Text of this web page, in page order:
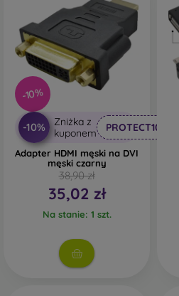
-10%
-10%
Zniżka z
kuponem
PROTECT10
Adapter HDMI męski na DVI
męski czarny
38,90 zł
35,02 zł
Na stanie: 1 szt.